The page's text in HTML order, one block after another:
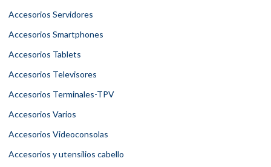
Accesorios Servidores
Accesorios Smartphones
Accesorios Tablets
Accesorios Televisores
Accesorios Terminales-TPV
Accesorios Varios
Accesorios Videoconsolas
Accesorios y utensilios cabello